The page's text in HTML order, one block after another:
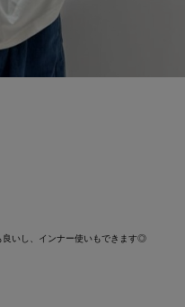
いし、インナー使いもできます◎